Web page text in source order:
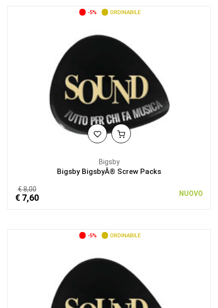
-5% ORDINABILE
Bigsby
Bigsby BigsbyÂ® Screw Packs
€ 8,00
€ 7,60 NUOVO
-5% ORDINABILE